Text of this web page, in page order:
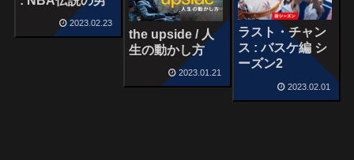
2023.02.23
ラスト・チャン
ス : バスケ編 シ
ーズン2
2023.02.01
the upside / 人
生の動かし方
2023.01.21